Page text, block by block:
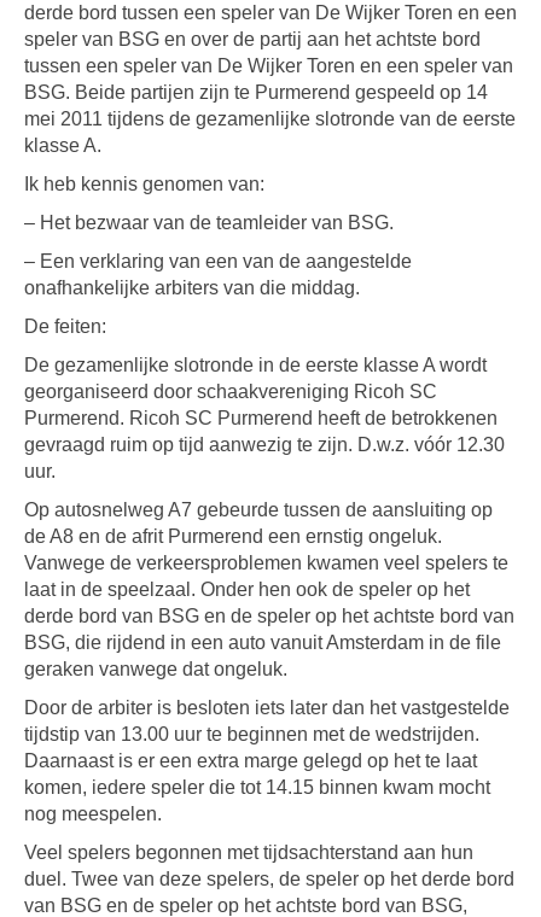
derde bord tussen een speler van De Wijker Toren en een
speler van BSG en over de partij aan het achtste bord
tussen een speler van De Wijker Toren en een speler van
BSG. Beide partijen zijn te Purmerend gespeeld op 14
mei 2011 tijdens de gezamenlijke slotronde van de eerste
klasse A.
Ik heb kennis genomen van:
– Het bezwaar van de teamleider van BSG.
– Een verklaring van een van de aangestelde
onafhankelijke arbiters van die middag.
De feiten:
De gezamenlijke slotronde in de eerste klasse A wordt
georganiseerd door schaakvereniging Ricoh SC
Purmerend. Ricoh SC Purmerend heeft de betrokkenen
gevraagd ruim op tijd aanwezig te zijn. D.w.z. vóór 12.30
uur.
Op autosnelweg A7 gebeurde tussen de aansluiting op
de A8 en de afrit Purmerend een ernstig ongeluk.
Vanwege de verkeersproblemen kwamen veel spelers te
laat in de speelzaal. Onder hen ook de speler op het
derde bord van BSG en de speler op het achtste bord van
BSG, die rijdend in een auto vanuit Amsterdam in de file
geraken vanwege dat ongeluk.
Door de arbiter is besloten iets later dan het vastgestelde
tijdstip van 13.00 uur te beginnen met de wedstrijden.
Daarnaast is er een extra marge gelegd op het te laat
komen, iedere speler die tot 14.15 binnen kwam mocht
nog meespelen.
Veel spelers begonnen met tijdsachterstand aan hun
duel. Twee van deze spelers, de speler op het derde bord
van BSG en de speler op het achtste bord van BSG,